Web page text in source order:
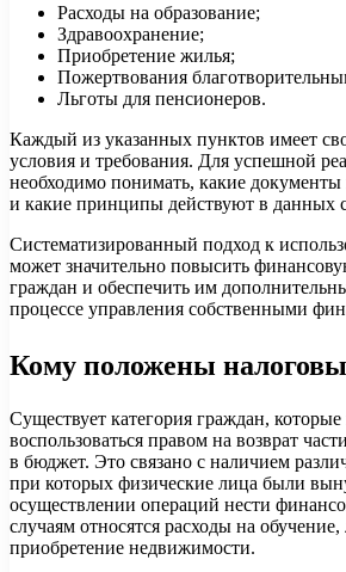
Расходы на образование;
Здравоохранение;
Приобретение жилья;
Пожертвования
Льготы для пенсионеров.
Каждый из указанных пунктов имеет
условия и требования. Для успешной
необходимо понимать, какие документы
и какие принципы действуют в данных
Систематизированный подход к
может значительно повысить
граждан и обеспечить им
процессе управления собственными
Кому положены
Существует категория граждан, которые
воспользоваться правом на возврат
в бюджет. Это связано с наличием
при которых физические лица были
осуществлении операций нести
случаям относятся расходы на
приобретение недвижимости.